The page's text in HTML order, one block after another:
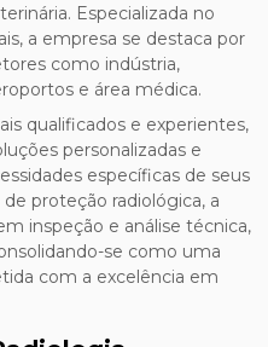
Especializada no
a empresa se destaca por
como indústria,
e área médica.
qualificados e experientes,
personalizadas e
específicas de seus
proteção radiológica, a
inspeção e análise técnica,
se como uma
com a excelência em